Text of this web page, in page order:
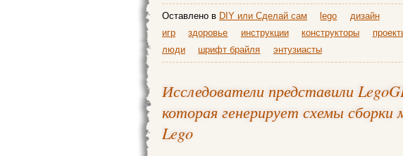
Оставлено в DIY или Сделай сам lego
дизайн
игр
здоровье инструкции конструкторы
люди
шрифт брайля энтузиасты
Исследователи представили
которая генерирует схемы сборки
Lego